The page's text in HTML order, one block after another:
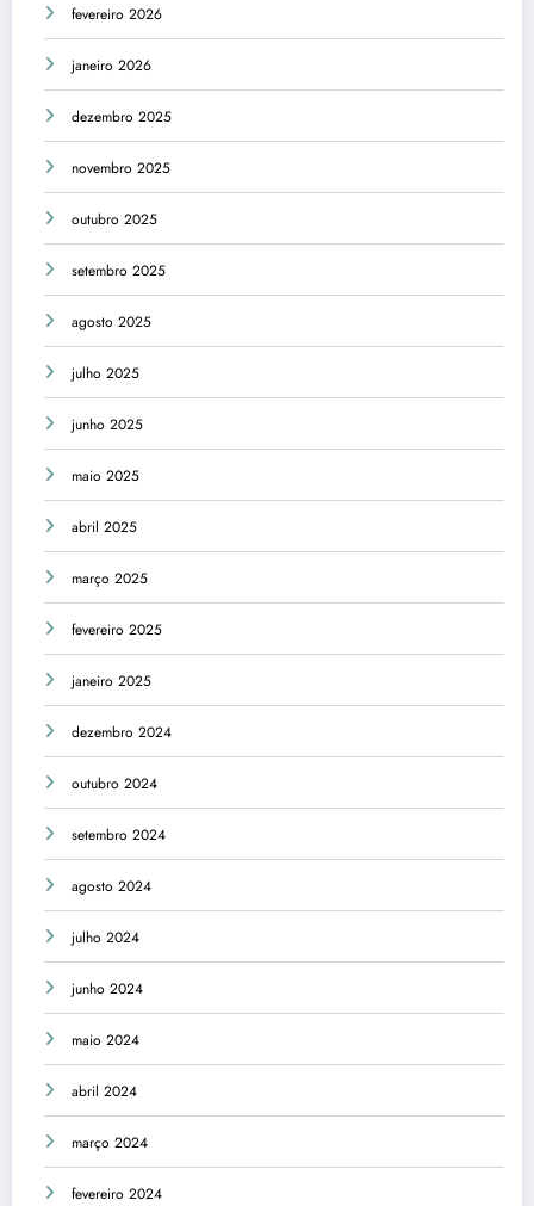
fevereiro 2026
janeiro 2026
dezembro 2025
novembro 2025
outubro 2025
setembro 2025
agosto 2025
julho 2025
junho 2025
maio 2025
abril 2025
março 2025
fevereiro 2025
janeiro 2025
dezembro 2024
outubro 2024
setembro 2024
agosto 2024
julho 2024
junho 2024
maio 2024
abril 2024
março 2024
fevereiro 2024